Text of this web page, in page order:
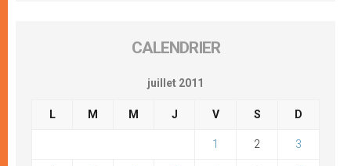
CALENDRIER
juillet 2011
L M M J V S D
1 2 3